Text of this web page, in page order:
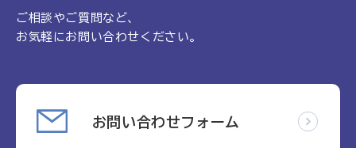
ご相談やご質問など、
お気軽にお問い合わせください。
お問い合わせフォーム